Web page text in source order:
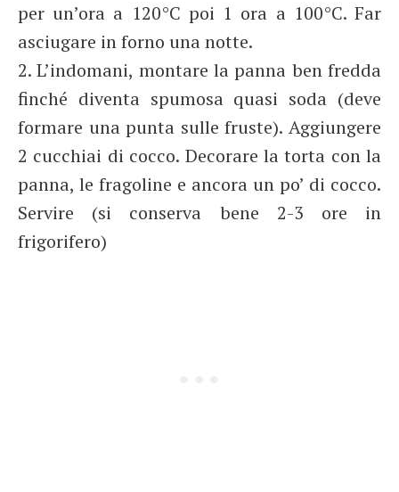
per un’ora a 120°C poi 1 ora a 100°C. Far
asciugare in forno una notte.
2. L’indomani, montare la panna ben fredda
finché diventa spumosa quasi soda (deve
formare una punta sulle fruste). Aggiungere
2 cucchiai di cocco. Decorare la torta con la
panna, le fragoline e ancora un po’ di cocco.
Servire (si conserva bene 2-3 ore in
frigorifero)